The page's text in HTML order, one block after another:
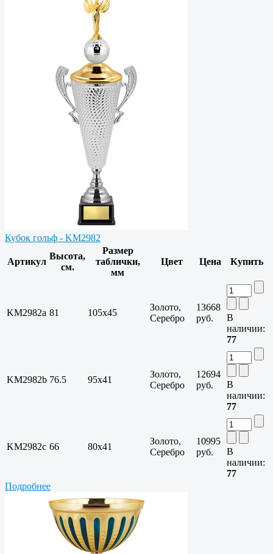
Кубок гольф - KM2982
Артикул
Высота,
см.
Размер
таблички,
мм
Цвет Цена Купить
KM2982a 81 105х45
Золото,
Серебро
13668
руб.
В
наличии:
77
KM2982b 76.5 95х41
Золото,
Серебро
12694
руб.
В
наличии:
77
KM2982c 66 80х41
Золото,
Серебро
10995
руб.
В
наличии:
77
Подробнее